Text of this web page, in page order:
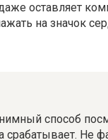
оставляет
на значок
способ
срабатывает. Не